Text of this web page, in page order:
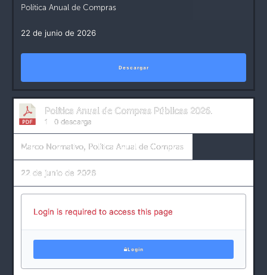
Política Anual de Compras
22 de junio de 2026
Descargar
Política Anual de Compras Públicas 2026.
1 0 descarga
Marco Normativo, Política Anual de Compras
22 de junio de 2026
Login is required to access this page
Login